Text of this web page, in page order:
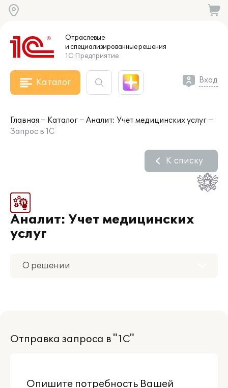
Отраслевые
и специализированныерешения
1С:Предприятие
Каталог Вход
Главная Каталог
Аналит: Учет медицинских услуг
Запрос в 1С
Аналит: Учет медицинских
услуг
К списку
О решении
Партнерам
Отправка запроса в "1С"
Опишите потребность Вашей